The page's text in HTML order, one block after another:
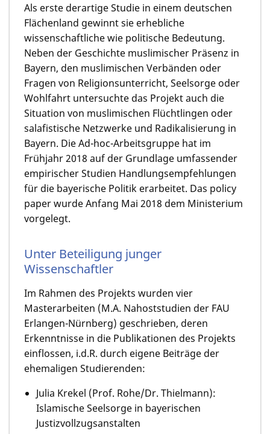
Als erste derartige Studie in einem deutschen
Flächenland gewinnt sie erhebliche
wissenschaftliche wie politische Bedeutung.
Neben der Geschichte muslimischer Präsenz in
Bayern, den muslimischen Verbänden oder
Fragen von Religionsunterricht, Seelsorge oder
Wohlfahrt untersuchte das Projekt auch die
Situation von muslimischen Flüchtlingen oder
salafistische Netzwerke und Radikalisierung in
Bayern. Die Ad-hoc-Arbeitsgruppe hat im
Frühjahr 2018 auf der Grundlage umfassender
empirischer Studien Handlungsempfehlungen
für die bayerische Politik erarbeitet. Das policy
paper wurde Anfang Mai 2018 dem Ministerium
vorgelegt.
Unter Beteiligung junger
Wissenschaftler
Im Rahmen des Projekts wurden vier
Masterarbeiten (M.A. Nahoststudien der FAU
Erlangen-Nürnberg) geschrieben, deren
Erkenntnisse in die Publikationen des Projekts
einflossen, i.d.R. durch eigene Beiträge der
ehemaligen Studierenden:
Julia Krekel (Prof. Rohe/Dr. Thielmann):
Islamische Seelsorge in bayerischen
Justizvollzugsanstalten